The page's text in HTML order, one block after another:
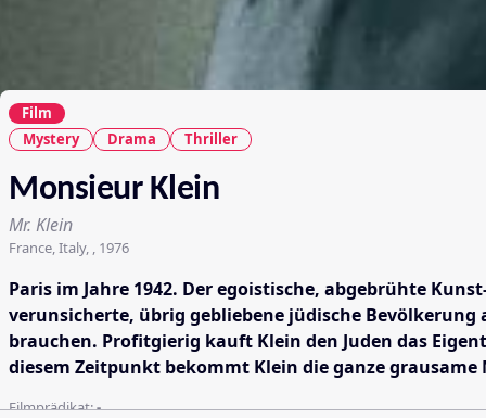
Film
Mystery
Drama Thriller
Monsieur Klein
Mr. Klein
France, Italy, , 1976
Paris im Jahre 1942. Der egoistische, abgebrühte
verunsicherte, übrig gebliebene jüdische
brauchen. Profitgierig kauft Klein den Juden das
diesem Zeitpunkt bekommt Klein die ganze
Filmprädikat:-